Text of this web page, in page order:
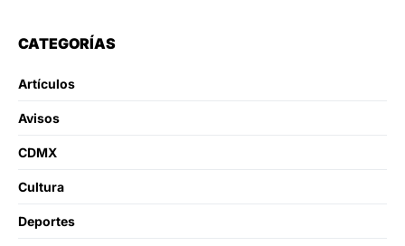
CATEGORÍAS
Artículos
Avisos
CDMX
Cultura
Deportes